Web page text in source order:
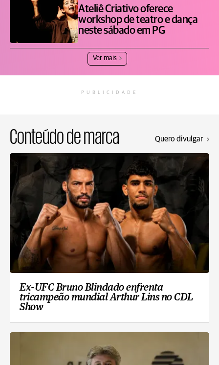
Ateliê Criativo oferece
workshop de teatro e dança
neste sábado em PG
Ver mais
PUBLICIDADE
Conteúdo de marca Quero divulgar
Ex-UFC Bruno Blindado enfrenta
tricampeão mundial Arthur Lins no CDL
Show